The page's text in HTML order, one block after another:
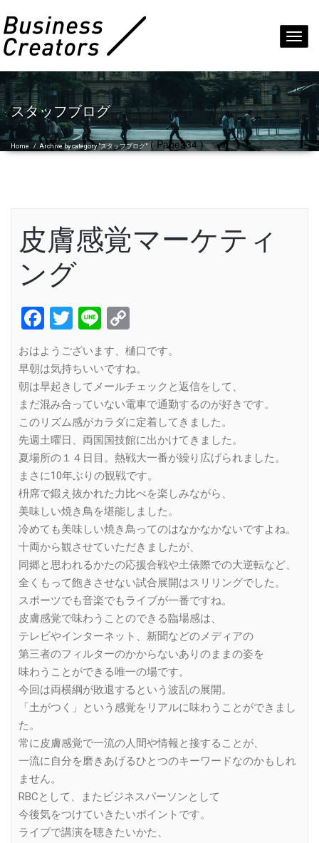
スタッフブログ
Home /Archive by category "スタッフブログ"( Page234 )
皮膚感覚マーケティ
ング
Facebook
Twitter
Line
Link
おはようございます、樋口です。
早朝は気持ちいいですね。
朝は早起きしてメールチェックと返信をして、
まだ混み合っていない電車で通勤するのが好きです。
このリズム感がカラダに定着してきました。
先週土曜日、両国国技館に出かけてきました。
夏場所の１４日目。熱戦大一番が繰り広げられました。
まさに10年ぶりの観戦です。
枡席で鍛え抜かれた力比べを楽しみながら、
美味しい焼き鳥を堪能しました。
冷めても美味しい焼き鳥ってのはなかなかないですよね。
十両から観させていただきましたが、
同郷と思われるかたの応援合戦や土俵際での大逆転など、
全くもって飽きさせない試合展開はスリリングでした。
スポーツでも音楽でもライブが一番ですね。
皮膚感覚で味わうことのできる臨場感は、
テレビやインターネット、新聞などのメディアの
第三者のフィルターのかからないありのままの姿を
味わうことができる唯一の場です。
今回は両横綱が敗退するという波乱の展開。
「土がつく」という感覚をリアルに味わうことができまし
た。
常に皮膚感覚で一流の人間や情報と接することが、
一流に自分を磨きあげるひとつのキーワードなのかもしれ
ません。
RBCとして、またビジネスパーソンとして
今後気をつけていきたいポイントです。
ライブで講演を聴きたいかた、